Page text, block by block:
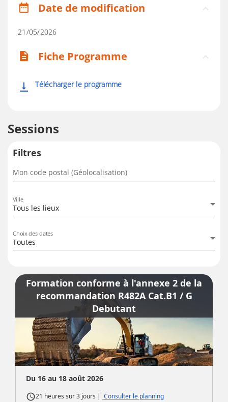
date_range Date de modification
21/05/2026
description Fiche Programme
vertical_align_bottom Télécharger le programme
Sessions
Filtres
Mon code postal (Géolocalisation)
Ville
Tous les lieux
Choix des dates
Toutes
Formation conforme à l'annexe 2 de la
recommandation R482A Cat.B1 / G
Debutant
Du 16 au 18 août 2026
access_time21 heures sur3 jours | Consulter le planning